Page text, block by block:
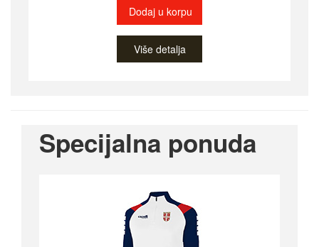
Dodaj u korpu
Više detalja
Specijalna ponuda